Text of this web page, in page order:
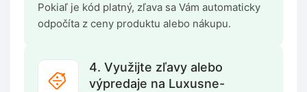
Pokiaľ je kód platný, zľava sa Vám automaticky
odpočíta z ceny produktu alebo nákupu.
4. Využijte zľavy alebo
výpredaje na Luxusne-